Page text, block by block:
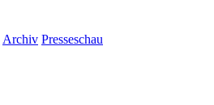
Archiv Presseschau